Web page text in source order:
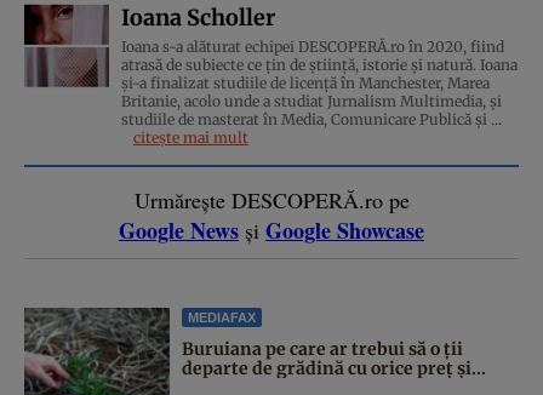
Ioana Scholler
Ioana s-a alăturat echipei DESCOPERĂ.ro în 2020, fiind
atrasă de subiecte ce țin de știință, istorie și natură. Ioana
și-a finalizat studiile de licență în Manchester, Marea
Britanie, acolo unde a studiat Jurnalism Multimedia, și
studiile de masterat în Media, Comunicare Publică și ...
citește mai mult
Urmărește DESCOPERĂ.ro pe
Google News și Google Showcase
MEDIAFAX
Buruiana pe care ar trebui să o ții
departe de grădină cu orice preț și...